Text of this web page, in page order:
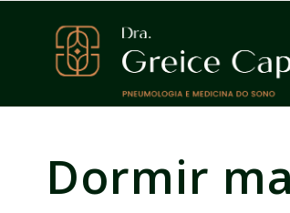
Dormir